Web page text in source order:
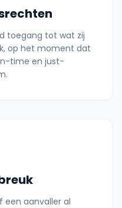
toegang tot wat zij
op het moment dat
time en just-
een aanvaller al